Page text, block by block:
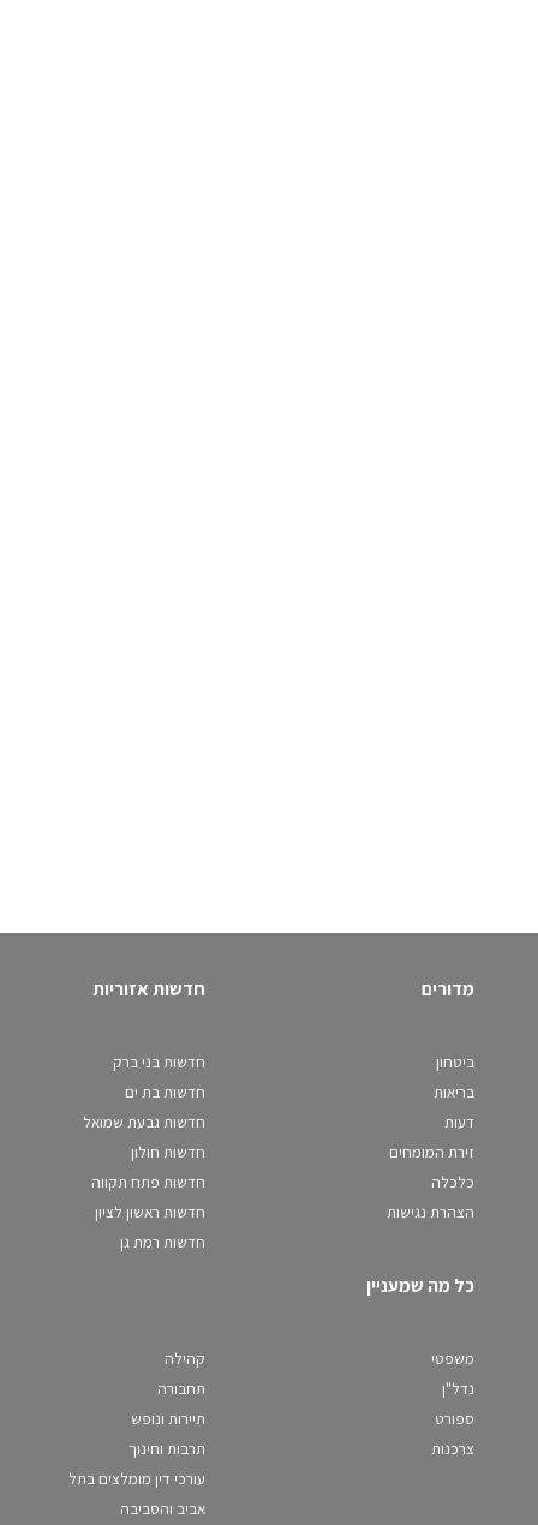
מדורים
ביטחון
בריאות
דעות
זירת המומחים
כלכלה
הצהרת נגישות
חדשות אזוריות
חדשות בני ברק
חדשות בת ים
חדשות גבעת שמואל
חדשות חולון
חדשות פתח תקווה
חדשות ראשון לציון
חדשות רמת גן
כל מה שמעניין
משפטי
נדל"ן
ספורט
צרכנות
קהילה
תחבורה
תיירות ונופש
תרבות וחינוך
עורכי דין מומלצים בתל
אביב והסביבה